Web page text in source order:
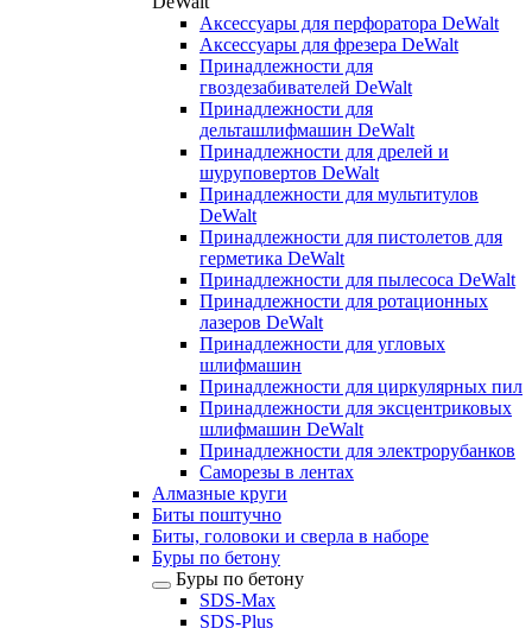
Аксессуары для перфоратора DeWalt
Аксессуары для фрезера DeWalt
Принадлежности для
гвоздезабивателей DeWalt
Принадлежности для
дельташлифмашин DeWalt
Принадлежности для дрелей и
шуруповертов DeWalt
Принадлежности для мультитулов
DeWalt
Принадлежности для пистолетов для
герметика DeWalt
Принадлежности для пылесоса DeWalt
Принадлежности для ротационных
лазеров DeWalt
Принадлежности для угловых
шлифмашин
Принадлежности для циркулярных пил
Принадлежности для эксцентриковых
шлифмашин DeWalt
Принадлежности для электрорубанков
Саморезы в лентах
Алмазные круги
Биты поштучно
Биты, головоки и сверла в наборе
Буры по бетону
Буры по бетону
SDS-Max
SDS-Plus